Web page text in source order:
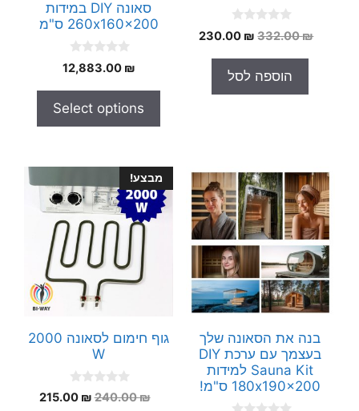
0
o
o
5
332.00₪
המחיר
היה:
332.00 ₪.
230.00 ₪
המחיר
הוספה לסל
סאונה DIY במידות
260x160x200 ס"מ
o
o
5
12,883.00 ₪
Select options
בנה את הסאונה שלך
בעצמך עם ערכת DIY
Sauna Kit למידות
180x190x200 ס"מ!
מבצע!
גוף חימום לסאונה 2000
W
0
o
240.00₪
המחיר
215.00 ₪
המחיר